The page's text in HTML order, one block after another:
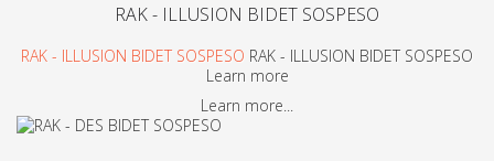
RAK - ILLUSION BIDET SOSPESO
RAK - ILLUSION BIDET SOSPESO RAK - ILLUSION BIDET SOSPESO
Learn more
Learn more...